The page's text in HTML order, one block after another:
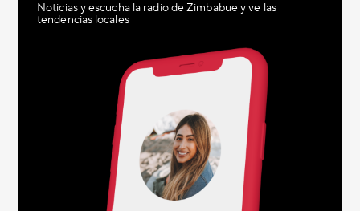
Noticias y escucha la radio de Zimbabue y ve las
tendencias locales